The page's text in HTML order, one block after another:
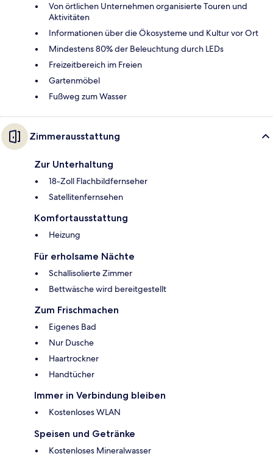
Von örtlichen Unternehmen organisierte Touren und
Aktivitäten
Informationen über die Ökosysteme und Kultur vor Ort
Mindestens 80% der Beleuchtung durch LEDs
Freizeitbereich im Freien
Gartenmöbel
Fußweg zum Wasser
Zimmerausstattung
Zur Unterhaltung
18-Zoll Flachbildfernseher
Satellitenfernsehen
Komfortausstattung
Heizung
Für erholsame Nächte
Schallisolierte Zimmer
Bettwäsche wird bereitgestellt
Zum Frischmachen
Eigenes Bad
Nur Dusche
Haartrockner
Handtücher
Immer in Verbindung bleiben
Kostenloses WLAN
Speisen und Getränke
Kostenloses Mineralwasser